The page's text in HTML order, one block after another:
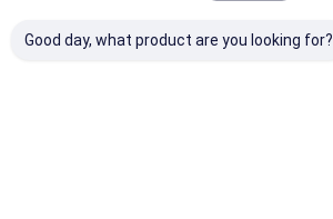
Good day, what product are you looking for?